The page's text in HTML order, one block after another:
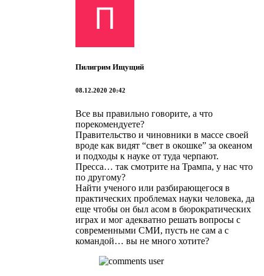
Пилигрим Ищущий
08.12.2020 20:42
Все вы правильно говорите, а что
порекомендуете?
Правительство и чиновники в массе своей
вроде как видят “свет в окошке” за океаном
и подходы к науке от туда черпают.
Пресса… так смотрите на Трампа, у нас что
по другому?
Найти ученого или разбирающегося в
практических проблемах науки человека, да
еще чтобы он был асом в бюрократических
играх и мог адекватно решать вопросы с
современными СМИ, пусть не сам а с
командой… вы не много хотите?